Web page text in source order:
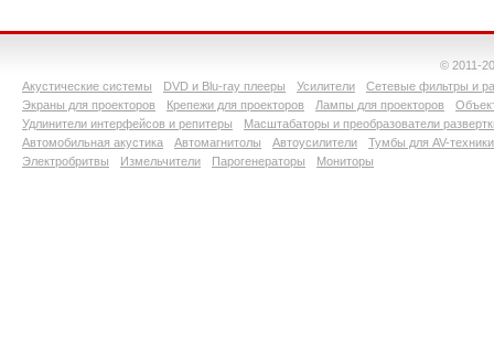
© 2011-
Акустические системы
DVD и Blu-ray плееры Усилители
Сетевые фильтры и
Экраны для проекторов
Крепежи для проекторов Лампы для проекторов
Удлинители интерфейсов и репитеры
Масштабаторы и преобразователи
Автомобильная акустика
Автомагнитолы Автоусилители
Тумбы для AV-техники
Электробритвы
Измельчители Парогенераторы Мониторы